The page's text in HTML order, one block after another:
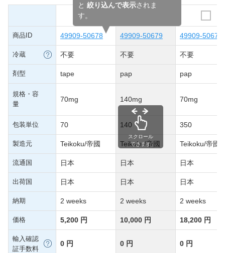
と 絞り込んで表示されま
す。
商品ID 49909-50678 49909-50679 49909-50677
冷蔵 不要 不要 不要
剤型 tape pap pap
規格・容
量
70mg 140mg 70mg
包装単位 70 140 350
製造元 Teikoku/帝國 Teikoku/帝國 Teikoku/帝國
流通国 日本 日本 日本
出荷国 日本 日本 日本
納期 2 weeks 2 weeks 2 weeks
価格 5,200 円 10,000 円 18,200 円
輸入確認
証手数料
0 円 0 円 0 円
スクロール
できます